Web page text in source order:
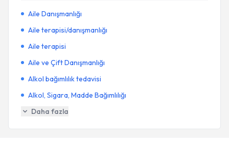
Aile Danışmanlığı
Aile terapisi/danışmanlığı
Aile terapisi
Aile ve Çift Danışmanlığı
Alkol bağımlılık tedavisi
Alkol, Sigara, Madde Bağımlılığı
Daha fazla